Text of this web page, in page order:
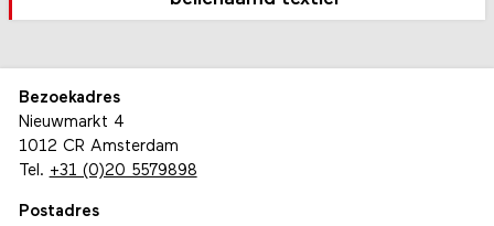
Bezoekadres
Nieuwmarkt 4
1012 CR Amsterdam
Tel. +31 (0)20 5579898
Postadres